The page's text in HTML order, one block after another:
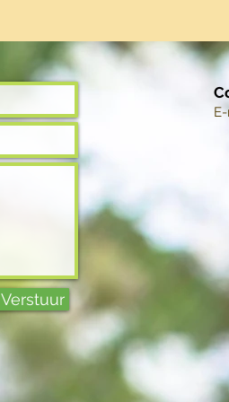
Verstuur